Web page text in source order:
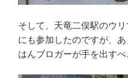
そして、天竜二俣駅のウ
にも参加したのですが、
はんブロガーが手を出すべ